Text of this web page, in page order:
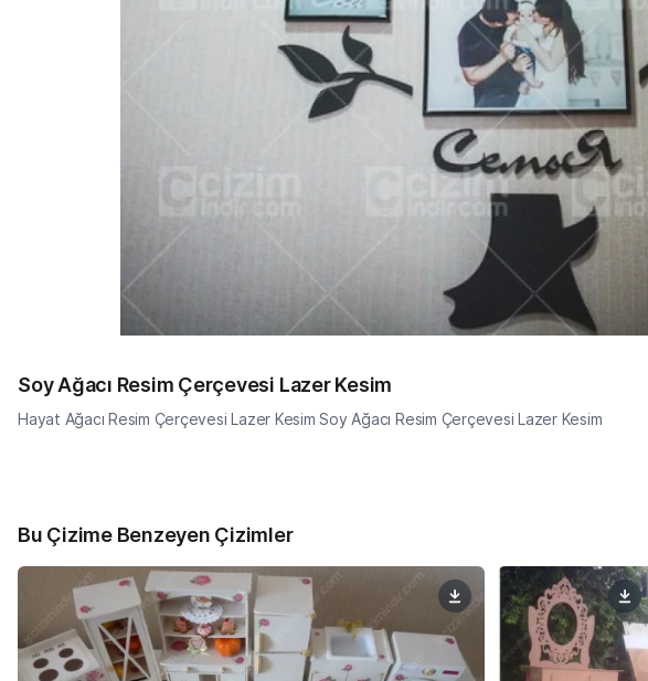
Soy Ağacı Resim Çerçevesi Lazer Kesim
Hayat Ağacı Resim Çerçevesi Lazer Kesim Soy Ağacı Resim Çerçevesi Lazer Kesim
Bu Çizime Benzeyen Çizimler